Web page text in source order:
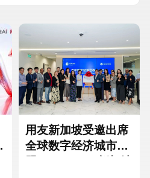
Thailand
Turkey
Mexico
Macau
用友新加坡受邀出席
全球数字经济城市联